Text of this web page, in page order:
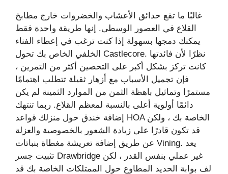
غالبًا ما تقع حدائق الأعشاب والخضروات خارج مطابخ
القلاع في العصور الوسطى. إنها طريقة واحدة فقط
يمكنك دمجها بسهولة إذا كنت ترغب في إعطاء الفناء
الخلفي الخاص بك تحول Castlecore. نظرًا لأن فائدتها
كانت تركز بشكل أكبر على التحصين أكثر من التمرين ،
فإن تجميل الأسباب مع أزهار ثقيلة تتطلب اهتمامًا
مستمرًا وتماثيل باهظة الثمن من الموارد الثمينة لم يكن
دائمًا أولوية أعلى بالنسبة لمعظم القلاع. ربما تنتهك
إضافة خندق حول منزلك قواعد HOA الخاصة بك ، ولكن
قد تكون قادرًا على زيادة الشعور بالخصوصية والعزلة
عن طريق إضافة تعريشة مغطاة بنباتات Vining. يعد
تثبيت جسر Drawbridge غير عملي بنفس القدر ، لكن
لف بوابة الحديد المطاوع حول الممتلكات الخاصة بك قد